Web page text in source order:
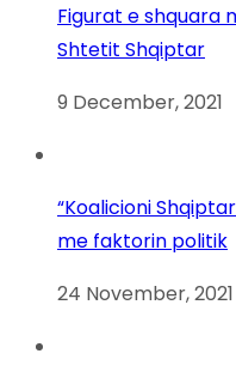
Figurat e shquara
Shtetit Shqiptar
9 December, 2021
“Koalicioni
me faktorin politik
24 November, 2021